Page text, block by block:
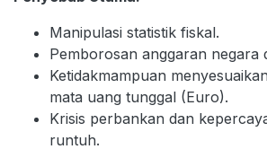
Manipulasi statistik fiskal.
Pemborosan anggaran negara
Ketidakmampuan
mata uang tunggal (Euro).
Krisis perbankan dan
runtuh.